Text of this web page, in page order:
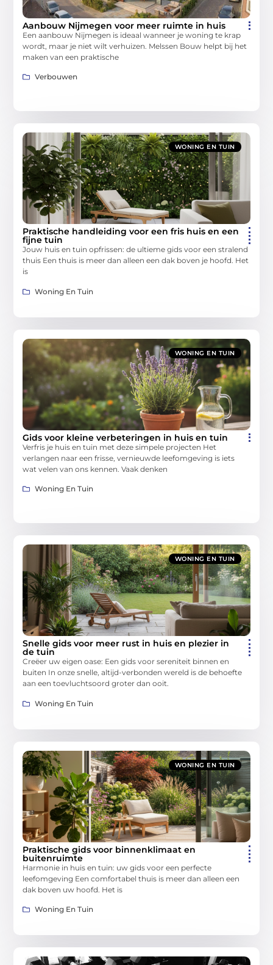
Aanbouw Nijmegen voor meer ruimte in huis
Een aanbouw Nijmegen is ideaal wanneer je woning te krap
wordt, maar je niet wilt verhuizen. Melssen Bouw helpt bij het
maken van een praktische
Verbouwen
WONING EN TUIN
Praktische handleiding voor een fris huis en een
fijne tuin
Jouw huis en tuin opfrissen: de ultieme gids voor een stralend
thuis Een thuis is meer dan alleen een dak boven je hoofd. Het
is
Woning En Tuin
WONING EN TUIN
Gids voor kleine verbeteringen in huis en tuin
Verfris je huis en tuin met deze simpele projecten Het
verlangen naar een frisse, vernieuwde leefomgeving is iets
wat velen van ons kennen. Vaak denken
Woning En Tuin
WONING EN TUIN
Snelle gids voor meer rust in huis en plezier in
de tuin
Creëer uw eigen oase: Een gids voor sereniteit binnen en
buiten In onze snelle, altijd-verbonden wereld is de behoefte
aan een toevluchtsoord groter dan ooit.
Woning En Tuin
WONING EN TUIN
Praktische gids voor binnenklimaat en
buitenruimte
Harmonie in huis en tuin: uw gids voor een perfecte
leefomgeving Een comfortabel thuis is meer dan alleen een
dak boven uw hoofd. Het is
Woning En Tuin